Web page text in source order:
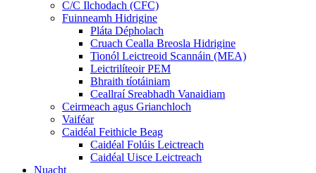
C/C Ilchodach (CFC)
Fuinneamh Hidrigine
Pláta Dépholach
Cruach Cealla Breosla Hidrigine
Tionól Leictreoid Scannáin (MEA)
Leictrilíteoir PEM
Bhraith tíotáiniam
Ceallraí Sreabhadh Vanaidiam
Ceirmeach agus Grianchloch
Vaiféar
Caidéal Feithicle Beag
Caidéal Folúis Leictreach
Caidéal Uisce Leictreach
Nuacht